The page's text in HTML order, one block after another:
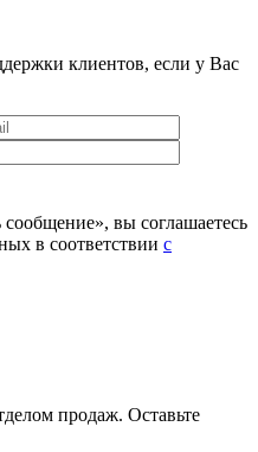
клиентов, если у Вас
вы соглашаетесь
в соответствии с
продаж. Оставьте